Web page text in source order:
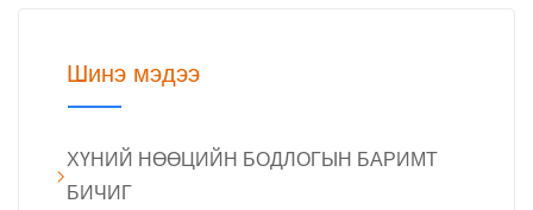
Шинэ мэдээ
ХҮНИЙ НӨӨЦИЙН БОДЛОГЫН БАРИМТ
БИЧИГ